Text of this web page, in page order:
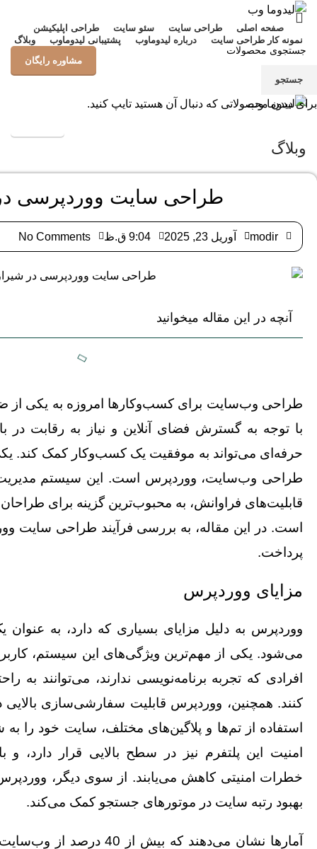
صفحه اصلی طراحی سایت سئو سایت
طراحی اپلیکیشن
نمونه کار طراحی سایت
درباره لیدوماوب پشتیبانی لیدوماوب
وبلاگ
مشاوره رایگان
منو
وبلاگ
طراحی سایت ووردپرسی
modir آوریل 23, 2025 9:04 ق.ظ No Comments
آنچه در این مقاله میخوانید
طراحی وب‌سایت برای کسب‌وکارها امروزه به یکی
با توجه به گسترش فضای آنلاین و نیاز به رقابت در
حرفه‌ای می‌تواند به موفقیت یک کسب‌وکار کمک کند. یکی
طراحی وب‌سایت، ووردپرس است. این سیستم مدیریت
قابلیت‌های فراوانش، به محبوب‌ترین گزینه برای
است. در این مقاله، به بررسی فرآیند طراحی سایت
پرداخت.
مزایای ووردپرس
ووردپرس به دلیل مزایای بسیاری که دارد، به
می‌شود. یکی از مهم‌ترین ویژگی‌های این سیستم،
افرادی که تجربه برنامه‌نویسی ندارند، می‌توانند به
کنند. همچنین، ووردپرس قابلیت سفارشی‌سازی بالایی
استفاده از تم‌ها و پلاگین‌های مختلف، سایت خود را
امنیت این پلتفرم نیز در سطح بالایی قرار دارد، و
خطرات امنیتی کاهش می‌یابند. از سوی دیگر،
بهبود رتبه سایت در موتورهای جستجو کمک می‌کند.
آمارها نشان می‌دهند که بیش از
جستجو
برای دیدن محصولاتی که دنبال آن هستید تایپ کنید.